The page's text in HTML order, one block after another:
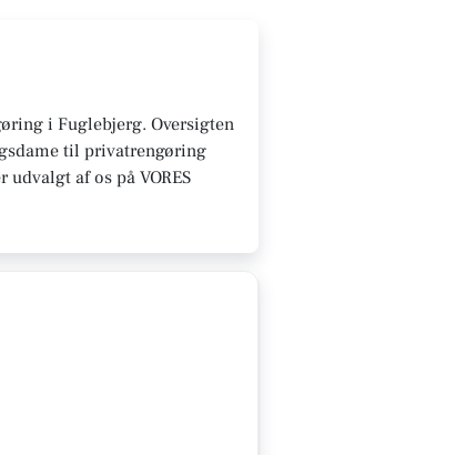
i Fuglebjerg. Oversigten
til privatrengøring
af os på VORES